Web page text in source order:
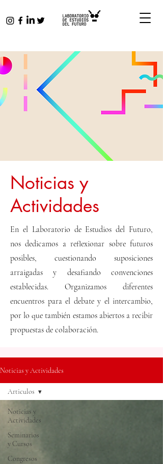
Noticias y
Actividades
En el Laboratorio de Estudios del Futuro,
nos dedicamos a reflexionar sobre futuros
posibles, cuestionando suposiciones
arraigadas y desafiando convenciones
establecidas. Organizamos diferentes
encuentros para el debate y el intercambio,
por lo que también estamos abiertos a recibir
propuestas de colaboración.
Noticias y Actividades
Noticias y
Actividades
Seminarios
y Cursos
Congresos
Articulos